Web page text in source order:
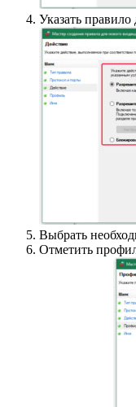
Указать правило
Выбрать
Отметить